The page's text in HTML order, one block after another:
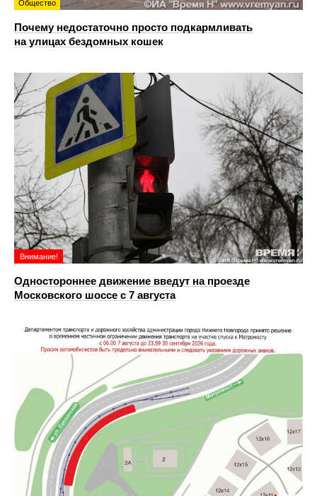
Общество
Почему недостаточно просто подкармливать
на улицах бездомных кошек
Внимание!
Одностороннее движение введут на проезде
Московского шоссе с 7 августа